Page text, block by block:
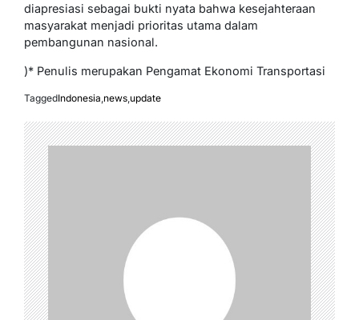
diapresiasi sebagai bukti nyata bahwa kesejahteraan
masyarakat menjadi prioritas utama dalam
pembangunan nasional.
)* Penulis merupakan Pengamat Ekonomi Transportasi
TaggedIndonesia,news,update